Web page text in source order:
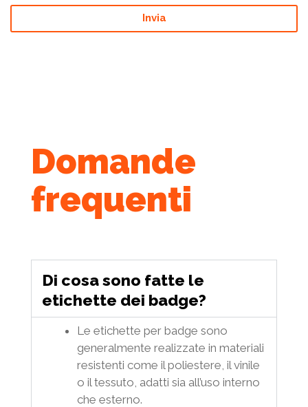
Invia
Domande
frequenti
Di cosa sono fatte le
etichette dei badge?
Le etichette per badge sono
generalmente realizzate in materiali
resistenti come il poliestere, il vinile
o il tessuto, adatti sia all’uso interno
che esterno.